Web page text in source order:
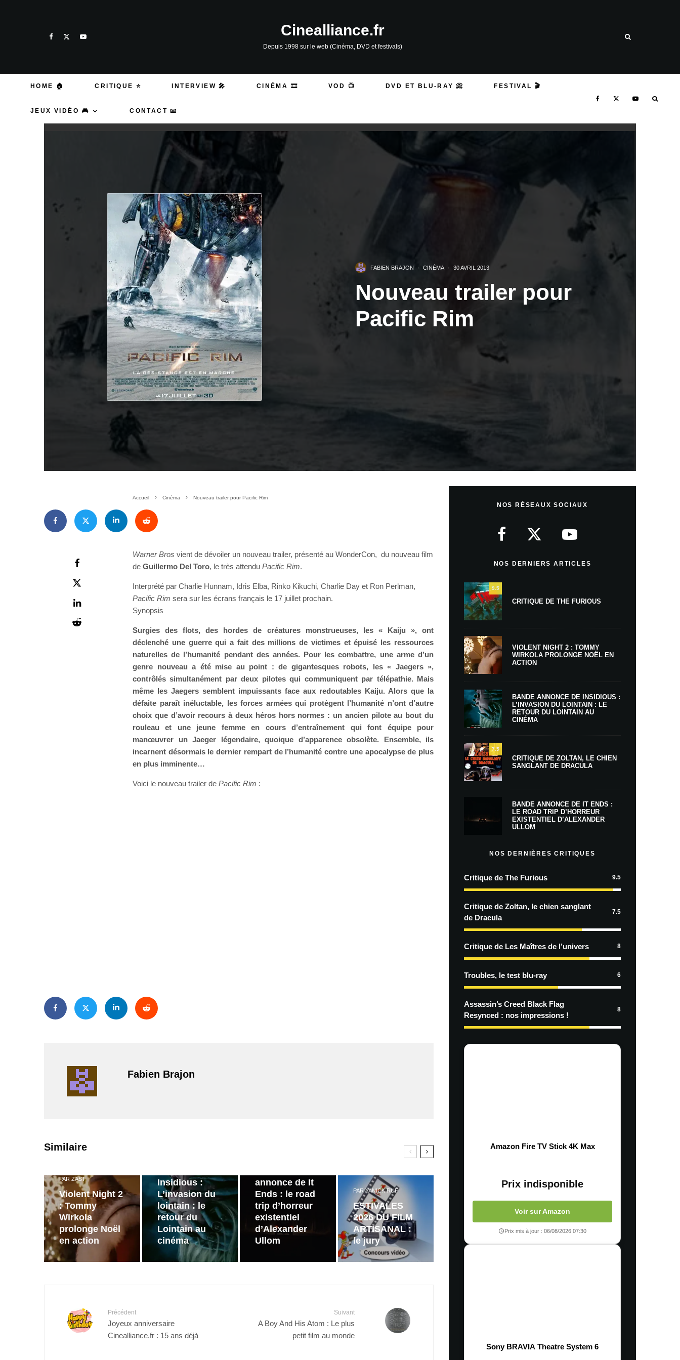
Cinealliance.fr
Depuis 1998 sur le web (Cinéma, DVD et festivals)
HOME 🏠 CRITIQUE ⭐ INTERVIEW 🎤 CINÉMA 🎞️ VOD 📺 DVD ET BLU-RAY 📀 FESTIVAL 🎬
JEUX VIDÉO 🎮 CONTACT 📧
FABIEN BRAJON · CINÉMA · 30 AVRIL 2013
Nouveau trailer pour
Pacific Rim
Accueil Cinéma Nouveau trailer pour Pacific Rim
Warner Bros vient de dévoiler un nouveau trailer, présenté au WonderCon, du nouveau film
de Guillermo Del Toro, le très attendu Pacific Rim.
Interprété par Charlie Hunnam, Idris Elba, Rinko Kikuchi, Charlie Day et Ron Perlman,
Pacific Rim sera sur les écrans français le 17 juillet prochain.
Synopsis
Surgies des flots, des hordes de créatures monstrueuses, les « Kaiju », ont
déclenché une guerre qui a fait des millions de victimes et épuisé les ressources
naturelles de l’humanité pendant des années. Pour les combattre, une arme d’un
genre nouveau a été mise au point : de gigantesques robots, les « Jaegers »,
contrôlés simultanément par deux pilotes qui communiquent par télépathie. Mais
même les Jaegers semblent impuissants face aux redoutables Kaiju. Alors que la
défaite paraît inéluctable, les forces armées qui protègent l’humanité n’ont d’autre
choix que d’avoir recours à deux héros hors normes : un ancien pilote au bout du
rouleau et une jeune femme en cours d’entraînement qui font équipe pour
manœuvrer un Jaeger légendaire, quoique d’apparence obsolète. Ensemble, ils
incarnent désormais le dernier rempart de l’humanité contre une apocalypse de plus
en plus imminente…
Voici le nouveau trailer de Pacific Rim :
Fabien Brajon
Similaire
PAR ZAST
Violent Night 2
: Tommy
Wirkola
prolonge Noël
en action
Insidious :
L’invasion du
lointain : le
retour du
Lointain au
cinéma
annonce de It
Ends : le road
trip d’horreur
existentiel
d’Alexander
Ullom
PARYANICK RUF
ESTIVALES
2026 DU FILM
ARTISANAL :
le jury
Précédent
Joyeux anniversaire
Cinealliance.fr : 15 ans déjà
Suivant
A Boy And His Atom : Le plus
petit film au monde
NOS RÉSEAUX SOCIAUX
NOS DERNIERS ARTICLES
9.5
CRITIQUE DE THE FURIOUS
VIOLENT NIGHT 2 : TOMMY
WIRKOLA PROLONGE NOËL EN
ACTION
BANDE ANNONCE DE INSIDIOUS :
L’INVASION DU LOINTAIN : LE
RETOUR DU LOINTAIN AU
CINÉMA
7.5
CRITIQUE DE ZOLTAN, LE CHIEN
SANGLANT DE DRACULA
BANDE ANNONCE DE IT ENDS :
LE ROAD TRIP D’HORREUR
EXISTENTIEL D’ALEXANDER
ULLOM
NOS DERNIÈRES CRITIQUES
Critique de The Furious 9.5
Critique de Zoltan, le chien sanglant
de Dracula
7.5
Critique de Les Maîtres de l’univers 8
Troubles, le test blu-ray 6
Assassin’s Creed Black Flag
Resynced : nos impressions !
8
Amazon Fire TV Stick 4K Max
Prix indisponible
Voir sur Amazon
Prix mis à jour : 06/08/2026 07:30
Sony BRAVIA Theatre System 6